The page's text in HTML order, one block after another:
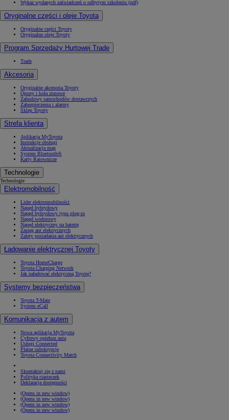
Wykaz wydanych zaświadczeń o odbytym szkoleniu (pdf)
Oryginalne części i oleje Toyota
Oryginalne części Toyoty
Oryginalne oleje Toyoty
Program Sprzedaży Hurtowej Trade
Trade
Akcesoria
Oryginalne akcesoria Toyoty
Opony i koła zimowe
Zabudowy samochodów dostawczych
Zabezpieczenia i alarmy
Sklep Toyoty
Strefa klienta
Aplikacja MyToyota
Instrukcje obsługi
Aktualizacja map
System Bluetooth®
Karty Ratownicze
Technologie
Technologie
Elektromobilność
Lider elektromobilności
Napęd hybrydowy
Napęd hybrydowy typu plug-in
Napęd wodorowy
Napęd elektryczny na baterię
Zasięg aut elektrycznych
Zalety posiadania aut elektrycznych
Ładowanie elektrycznej Toyoty
Toyota HomeCharge
Toyota Charging Network
Jak naładować elektryczną Toyotę?
Systemy bezpieczeństwa
Toyota T-Mate
System eCall
Komunikacja z autem
Nowa aplikacja MyToyota
Cyfrowy opiekun auta
Usługi Connected
Płatne subskrypcje
Toyota Connectivity Match
Skontaktuj się z nami
Polityka ciasteczek
Deklaracja dostępności
(Opens in new window)
(Opens in new window)
(Opens in new window)
(Opens in new window)